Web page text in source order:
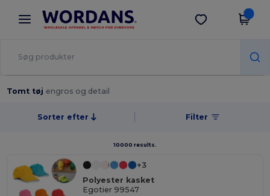
× Wordans-app
Bedre priser i appen!
Hent app
Tomt tøj engros og detail
Sorter efter Filter
10000 results.
+3
Polyester kasket
Egotier 99547